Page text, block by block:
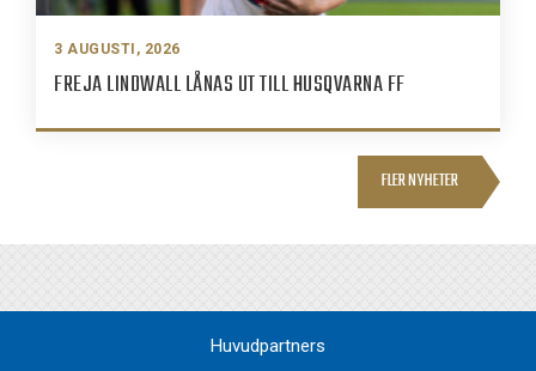
3 AUGUSTI, 2026
FREJA LINDWALL LÅNAS UT TILL HUSQVARNA FF
FLER NYHETER
Huvudpartners